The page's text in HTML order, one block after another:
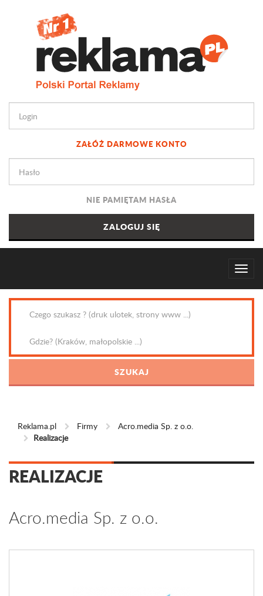
ZAŁÓŻ DARMOWE KONTO
NIE PAMIĘTAM HASŁA
Reklama.pl Firmy
Acro.media Sp. z o.o.
Realizacje
REALIZACJE
Acro.media Sp. z o.o.